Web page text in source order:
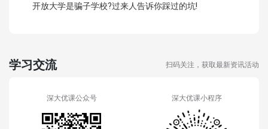
开放大学是骗子学校?过来人告诉你踩过的坑!
学习交流 扫码关注，获取最新资讯活动
深大优课公众号 深大优课小程序